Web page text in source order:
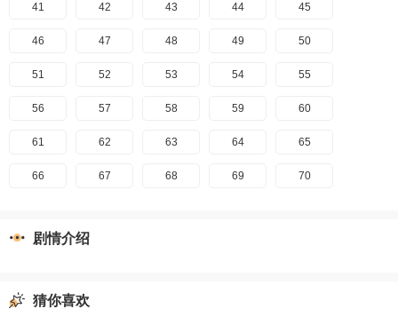
41 42 43 44 45
46 47 48 49 50
51 52 53 54 55
56 57 58 59 60
61 62 63 64 65
66 67 68 69 70
剧情介绍
猜你喜欢